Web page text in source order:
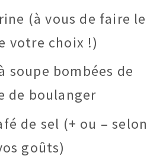
(à vous de faire le
votre choix !)
soupe bombées de
de boulanger
de sel (+ ou – selon
goûts)